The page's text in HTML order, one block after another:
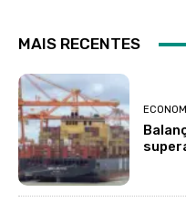
MAIS RECENTES